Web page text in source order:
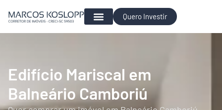
Quero Investir
Edifício Mariscal em
Balneário Camboriú